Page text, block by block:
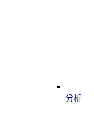
分析